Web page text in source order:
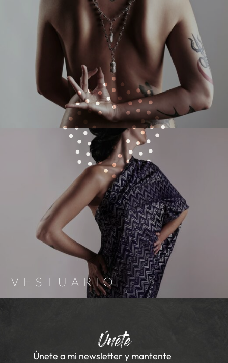
VESTUARIO
Únete
Únete a mi newsletter y mantente